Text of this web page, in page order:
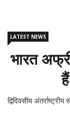
LATEST NEWS
भारत
द्विदिवसीय